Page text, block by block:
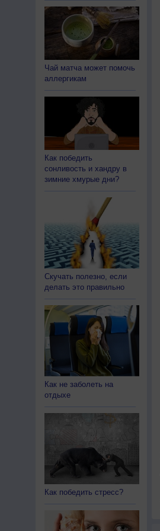
Чай матча может помочь
аллергикам
Как победить
сонливость и хандру в
зимние хмурые дни?
Скучать полезно, если
делать это правильно
Как не заболеть на
отдыхе
Как победить стресс?